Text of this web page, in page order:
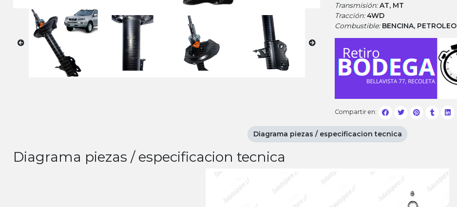
Transmisión:AT, MT
Tracción:4WD
Combustible: BENCINA, PETROLEO
Compartir en:
Diagrama piezas / especificacion tecnica
Diagrama piezas / especificacion tecnica